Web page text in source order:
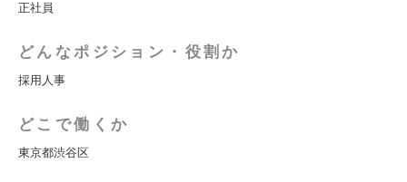
正社員
どんなポジション・役割か
採用人事
どこで働くか
東京都渋谷区